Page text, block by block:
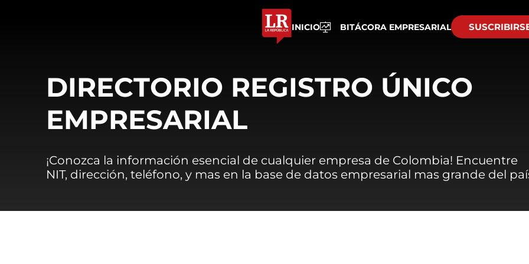
INICIO BITÁCORA EMPRESARIAL
DIRECTORIO REGISTRO ÚNICO
EMPRESARIAL
¡Conozca la información esencial de cualquier empresa de Colombia! Encuentre
NIT, dirección, teléfono, y mas en la base de datos empresarial mas grande del